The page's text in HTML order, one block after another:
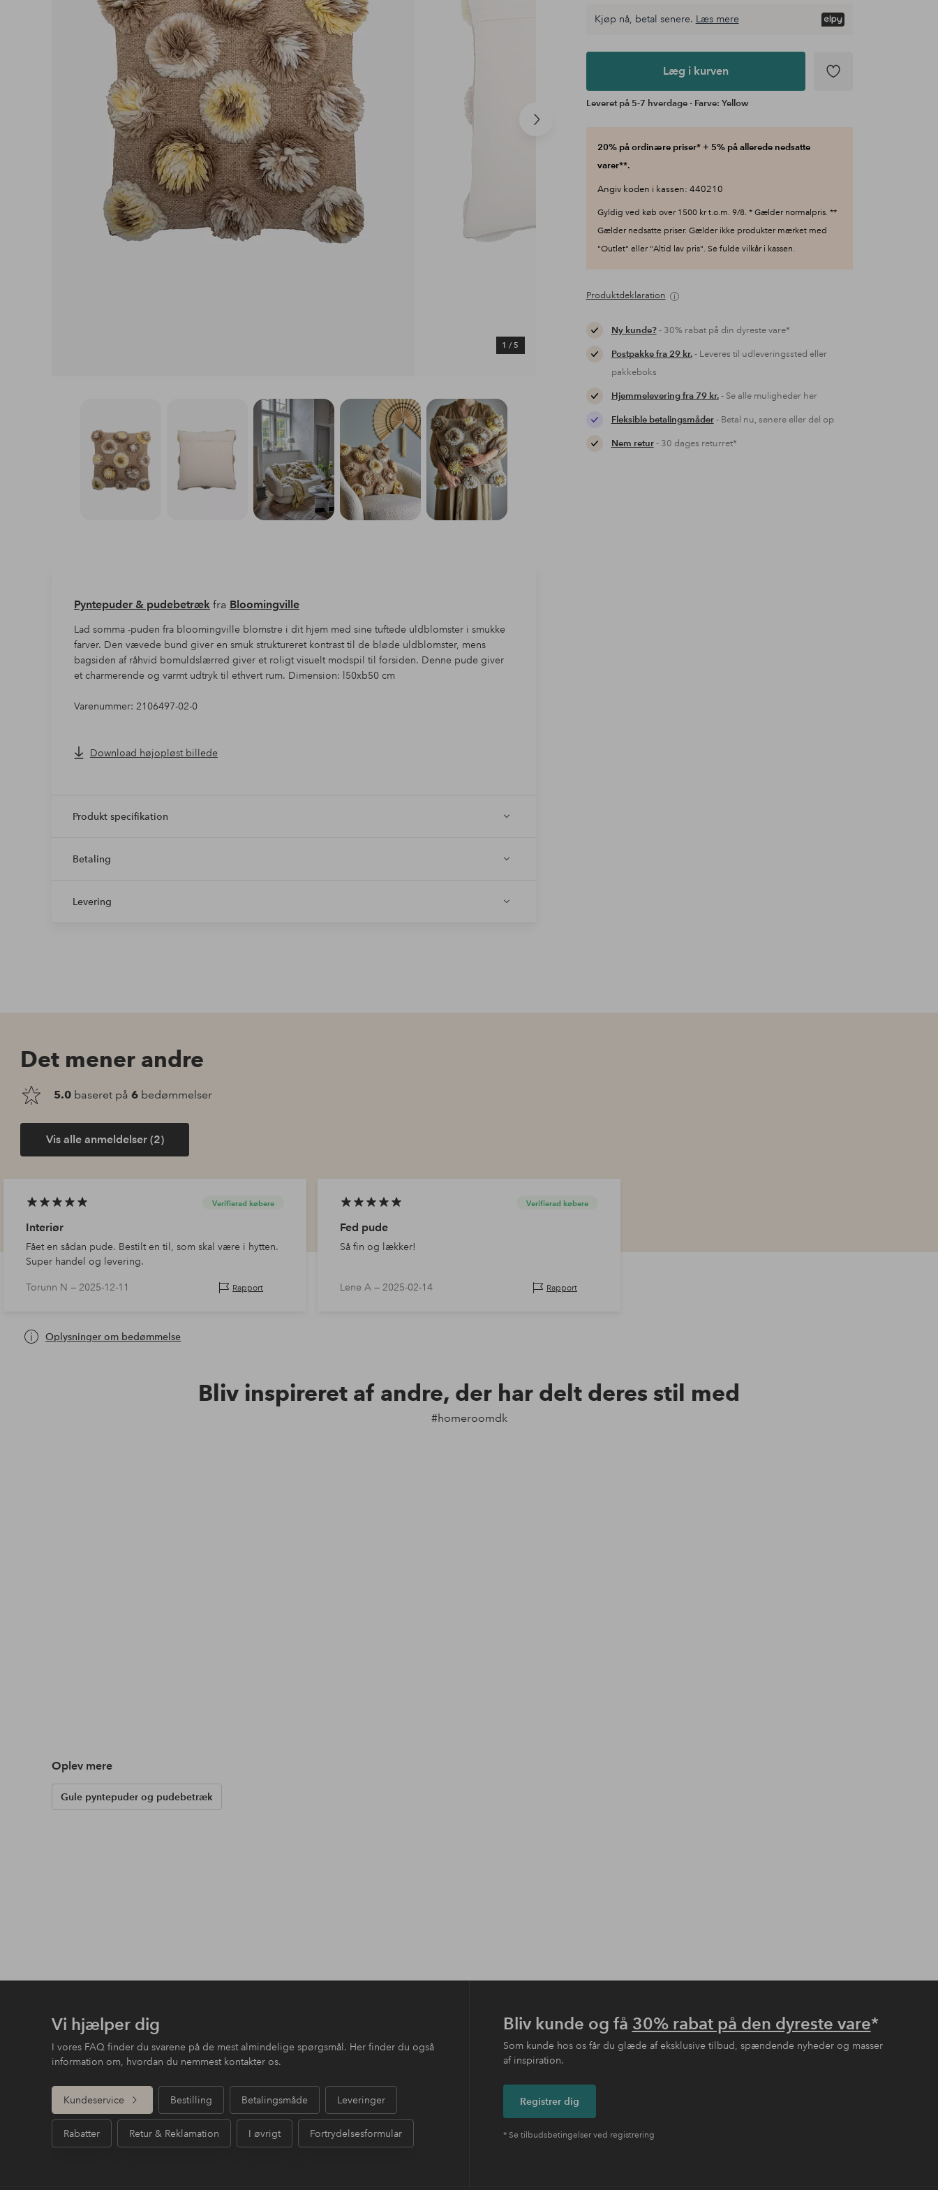
Næste
1 / 5
Kjøp nå, betal senere. Læs mere
Læg i kurven
Leveret på 5-7 hverdage - Farve: Yellow
20% på ordinære priser* + 5% på allerede nedsatte
varer**.
Angiv koden i kassen: 440210
Gyldig ved køb over 1500 kr t.o.m. 9/8. * Gælder normalpris. **
Gælder nedsatte priser. Gælder ikke produkter mærket med
"Outlet" eller "Altid lav pris". Se fulde vilkår i kassen.
Produktdeklaration
Ny kunde?- 30% rabat på din dyreste vare*
Postpakke fra 29 kr.- Leveres til udleveringssted eller
pakkeboks
Hjemmelevering fra 79 kr.- Se alle muligheder her
Fleksible betalingsmåder- Betal nu, senere eller del op
Nem retur- 30 dages returret*
Pyntepuder & pudebetrækfra Bloomingville
Lad somma -puden fra bloomingville blomstre i dit hjem med sine tuftede uldblomster i smukke
farver. Den vævede bund giver en smuk struktureret kontrast til de bløde uldblomster, mens
bagsiden af råhvid bomuldslærred giver et roligt visuelt modspil til forsiden. Denne pude giver
et charmerende og varmt udtryk til ethvert rum. Dimension: l50xb50 cm
Varenummer: 2106497-02-0
Download højopløst billede
Produkt specifikation
Betaling
Levering
Det mener andre
5.0 baseret på6 bedømmelser
Vis alle anmeldelser (2)
Verifierad købere
Interiør
Fået en sådan pude. Bestilt en til, som skal være i hytten.
Super handel og levering.
Torunn N —2025-12-11 Rapport
Verifierad købere
Fed pude
Så fin og lækker!
Lene A —2025-02-14 Rapport
Oplysninger om bedømmelse
Bliv inspireret af andre, der har delt deres stil med
#homeroomdk
Oplev mere
Gule pyntepuder og pudebetræk
Vi hjælper dig
I vores FAQ finder du svarene på de mest almindelige spørgsmål. Her finder du også
information om, hvordan du nemmest kontakter os.
Kundeservice Bestilling Betalingsmåde Leveringer
Rabatter Retur & Reklamation I øvrigt Fortrydelsesformular
Bliv kunde og få 30% rabat på den dyreste vare*
Som kunde hos os får du glæde af eksklusive tilbud, spændende nyheder og masser
af inspiration.
Registrer dig
* Se tilbudsbetingelser ved registrering